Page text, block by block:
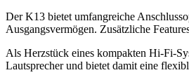
Der K13 bietet umfangreiche
Ausgangsvermögen. Zusätzliche
Als Herzstück eines kompakten Hi-Fi-
Lautsprecher und bietet damit eine